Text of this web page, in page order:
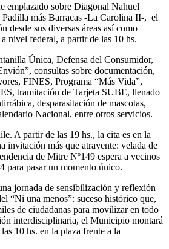
emplazado sobre Diagonal Nahuel
más Barracas -La Carolina II-, el
desde sus diversas áreas así como
nivel federal, a partir de las 10 hs.
Única, Defensa del Consumidor,
consultas sobre documentación,
FINES, Programa “Más Vida”,
tramitación de Tarjeta SUBE, llenado
desparasitación de mascotas,
Nacional, entre otros servicios.
A partir de las 19 hs., la cita es en la
invitación más que atrayente: velada de
de Mitre Nº149 espera a vecinos
para pasar un momento único.
jornada de sensibilización y reflexión
“Ni una menos”: suceso histórico que,
de ciudadanas para movilizar en todo
interdisciplinaria, el Municipio montará
10 hs. en la plaza frente a la